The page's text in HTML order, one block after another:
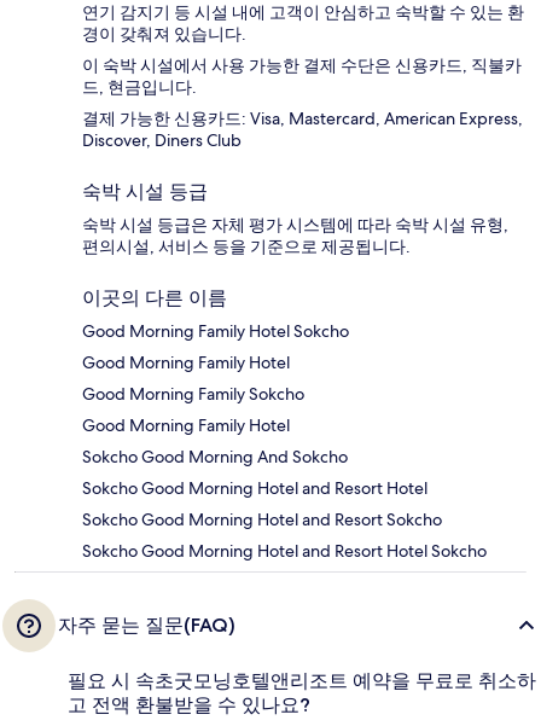
연기 감지기 등 시설 내에 고객이 안심하고 숙박할 수 있는 환
경이 갖춰져 있습니다.
이 숙박 시설에서 사용 가능한 결제 수단은 신용카드, 직불카
드, 현금입니다.
결제 가능한 신용카드: Visa, Mastercard, American Express,
Discover, Diners Club
숙박 시설 등급
숙박 시설 등급은 자체 평가 시스템에 따라 숙박 시설 유형,
편의시설, 서비스 등을 기준으로 제공됩니다.
이곳의 다른 이름
Good Morning Family Hotel Sokcho
Good Morning Family Hotel
Good Morning Family Sokcho
Good Morning Family Hotel
Sokcho Good Morning And Sokcho
Sokcho Good Morning Hotel and Resort Hotel
Sokcho Good Morning Hotel and Resort Sokcho
Sokcho Good Morning Hotel and Resort Hotel Sokcho
자주 묻는 질문(FAQ)
필요 시 속초굿모닝호텔앤리조트 예약을 무료로 취소하
고 전액 환불받을 수 있나요?